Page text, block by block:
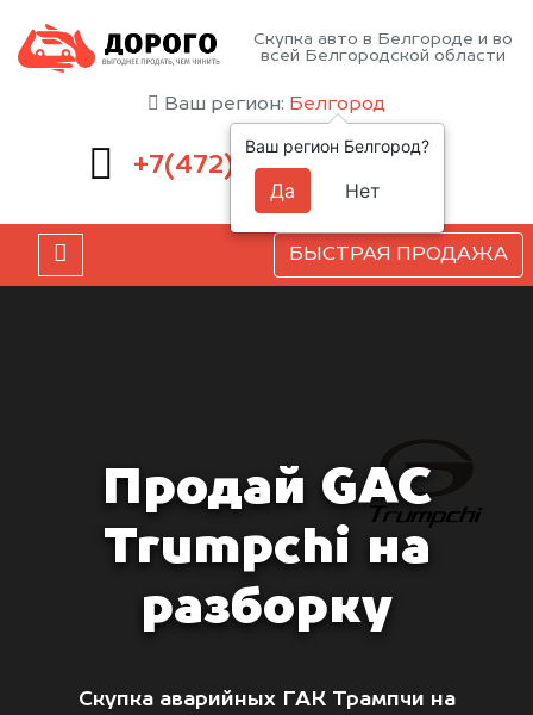
Скупка авто в Белгороде и во
всей Белгородской области
Ваш регион: Белгород
+7(472) 220-54-52
БЫСТРАЯ ПРОДАЖА
Продай GAC
Trumpchi на
разборку
Скупка аварийных ГАК Трампчи на
Ваш регион Белгород?
Да Нет